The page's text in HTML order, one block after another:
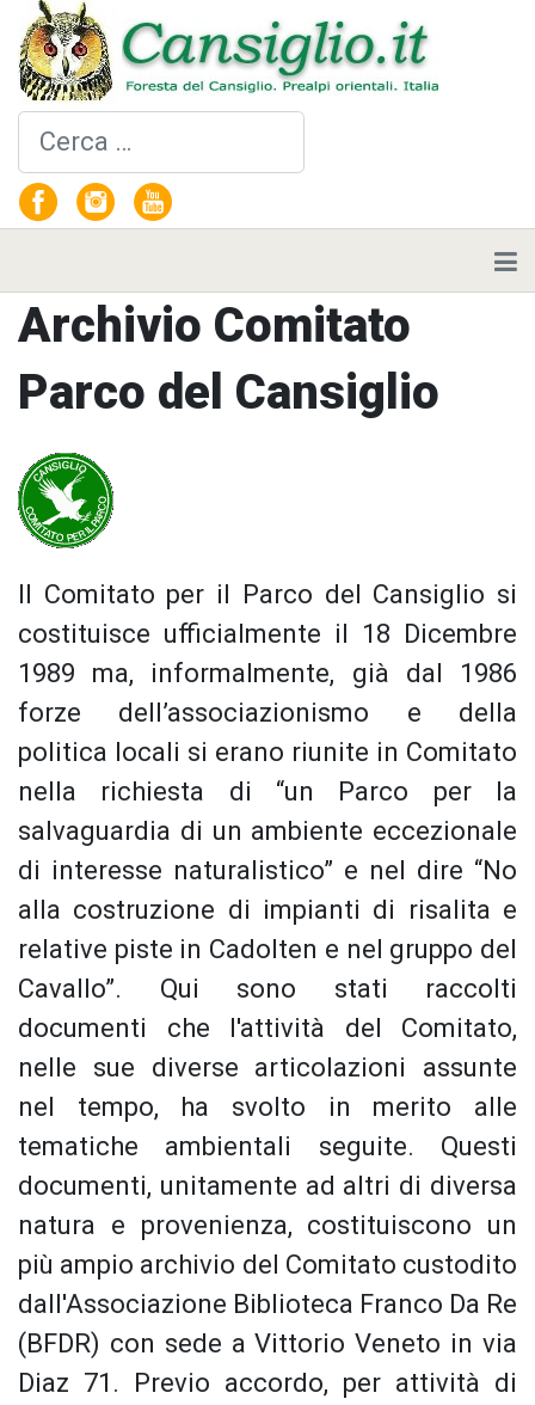
Cerca
Archivio Comitato
Parco del Cansiglio
Il Comitato per il Parco del Cansiglio si
costituisce ufficialmente il 18 Dicembre
1989 ma, informalmente, già dal 1986
forze dell’associazionismo e della
politica locali si erano riunite in Comitato
nella richiesta di “un Parco per la
salvaguardia di un ambiente eccezionale
di interesse naturalistico” e nel dire “No
alla costruzione di impianti di risalita e
relative piste in Cadolten e nel gruppo del
Cavallo”. Qui sono stati raccolti
documenti che l'attività del Comitato,
nelle sue diverse articolazioni assunte
nel tempo, ha svolto in merito alle
tematiche ambientali seguite. Questi
documenti, unitamente ad altri di diversa
natura e provenienza, costituiscono un
più ampio archivio del Comitato custodito
dall'Associazione Biblioteca Franco Da Re
(BFDR) con sede a Vittorio Veneto in via
Diaz 71. Previo accordo, per attività di